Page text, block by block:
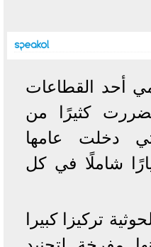
أحد القطاعات
تضررت كثيرًا من
دخلت عامها
شاملًا في كل
تركيزا كبيرا